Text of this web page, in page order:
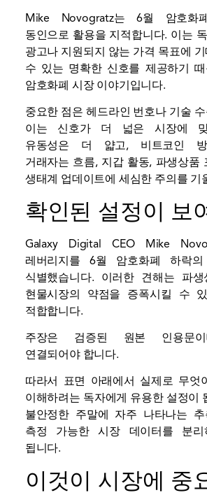
Mike Novogratz는 6월 암호화
동인으로 활용을 지적합니다. 이는
광고나 지원되지 않는 가격 목표에
수 있는 명확한 신호를 제공하기
암호화폐 시장 이야기입니다.
중요한 점은 헤드라인 번호나 기술
이는 신호가 더 넓은 시장에 맞
유동성은 더 얇고, 비트코인 ​​방
거래자는 흐름, 지갑 활동, 파생상품
생태계 업데이트에 세심한 주의를 기
확인된 설정이 보
Galaxy Digital CEO Mike
레버리지를 6월 암호화폐 하락
식별했습니다. 이러한 견해는 파생
현물시장의 약점을 증폭시킬 수
적합합니다.
주장은 검증된 원본 인용문이
연결되어야 합니다.
따라서 표면 아래에서 실제로 무엇
이해하려는 독자에게 유용한 설정이
불안정한 주말에 자주 나타나는 추
측정 가능한 시장 데이터를 분리
됩니다.
이것이 시장에 중